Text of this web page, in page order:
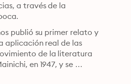
a través de la
publió su primer relato y
aplicación real de las
de la literatura
en 1947, y se